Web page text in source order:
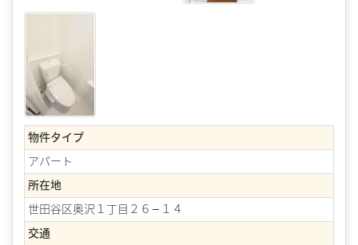
物件タイプ
アパート
所在地
世田谷区奥沢１丁目２６−１４
交通